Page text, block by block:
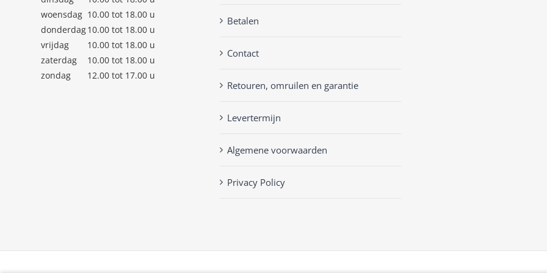
woensdag 10.00 tot 18.00 u
donderdag10.00 tot 18.00 u
vrijdag
10.00 tot 18.00 u
zaterdag
10.00 tot 18.00 u
zondag
12.00 tot 17.00 u
Betalen
Contact
Retouren, omruilen en garantie
Levertermijn
Algemene voorwaarden
Privacy Policy